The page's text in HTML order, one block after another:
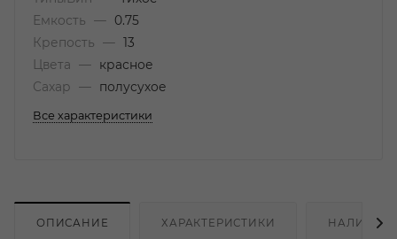
Емкость
—
0.75
Крепость
— 13
Цвета
—
красное
Сахар
— полусухое
Все характеристики
ОПИСАНИЕ ХАРАКТЕРИСТИКИ НАЛИЧИЕ